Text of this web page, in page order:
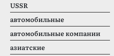
USSR
автомобильные
автомобильные компании
азиатские